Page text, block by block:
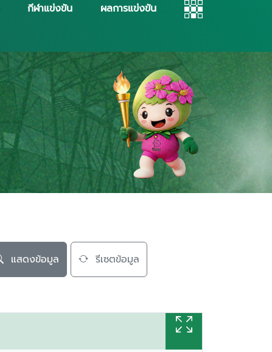
กีฬาแข่งขัน ผลการแข่งขัน
แสดงข้อมูล รีเซตข้อมูล